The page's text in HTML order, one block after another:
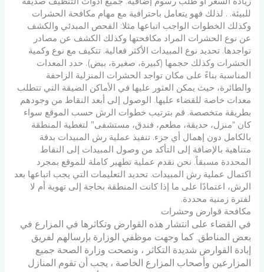
للبيئة. . لذلك فهو يتعامل باحترافية مع مهام مكافحة الحشرات
وكذلك الخطوات الواجب اتباعها مثلا: الفحص المبدئي والكشف
عن نوع الحشرات المراد مكافحتها وكذلك الكشف عن مصادر
تواجدها. تحديد نوع المبيدات الأكثر فعالية. تتكيف مع نوع وكمية
الحشرات وكذلك حجمها (كبيرة، صغيرة، بيض). حدد المعدات
المناسبة بناءً على مكان تواجد الحشرات المنزلية الزاحفة
والطائرة، حيث يمكن العثور عليها في الأماكن الضيقة التي تتطلب
معدات خاصة للقضاء عليها. الوصول إلى أبعد النقاط من وجودهم
بطريقة متخصصة. قم بترتيب خطوات الرش حسب الموقع سواء
كان “منزل، حديقة، مطعم، فندق، مستشفى” لتغطية المنطقة
بالكامل دون إهمال أي جزء. تنفيذ عملية رش المبيدات بدقة
متناهية بالإضافة إلى التأكد من وصول المبيدات إلى النقاط
المحددة مسبقاً. نحن نقدم عملية تطهير كاملة للموقع بمجرد
اكتمال عملية رش المبيدات. تحديد التعليمات التي يجب اتباعها بعد
الرش، اعتمادًا على ما إذا كانت المنطقة بحاجة إلى تهوية أم لا
لفترة زمنية محددة.
مكافحة قوارض وحشرات
في القضاء على انتشار هذه القوارض وتكاثرها في المزارع في
بعض المناطق.كما وجهت موظفي الوزارة بإرسالهم لفريق
إبادة القوارض شديدة التكاثر ، ونصحت وزارة الصحة جميع
المزارعين وأصحاب المزارع الخاصة ، يجب أن تقوم المنازل